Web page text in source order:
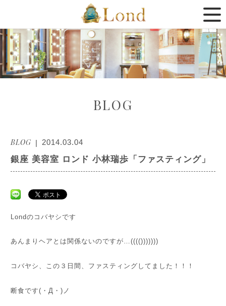
BLOG
BLOG 2014.03.04
銀座 美容室 ロンド 小林瑞歩「ファスティング」
Londのコバヤシです
あんまりヘアとは関係ないのですが…(((()))))))
コバヤシ、この３日間、ファスティングしてました！！！
断食です(・Д・)ノ